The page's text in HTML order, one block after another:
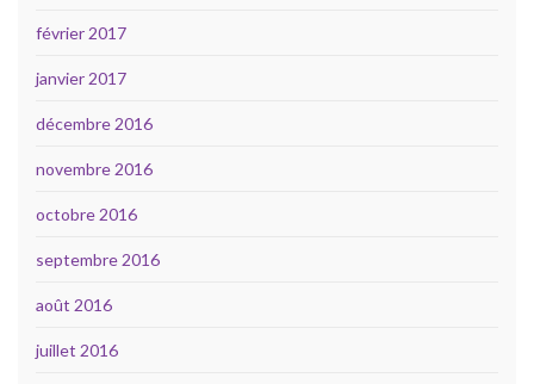
février 2017
janvier 2017
décembre 2016
novembre 2016
octobre 2016
septembre 2016
août 2016
juillet 2016